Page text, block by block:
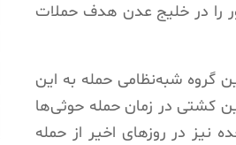
پرچم سنگاپور را در خلیج عدن هدف حملات
گروه شبه‌نظامی حمله به این
کشتی در زمان حمله حوثی‌ها
نیز در روزهای اخیر از حمله